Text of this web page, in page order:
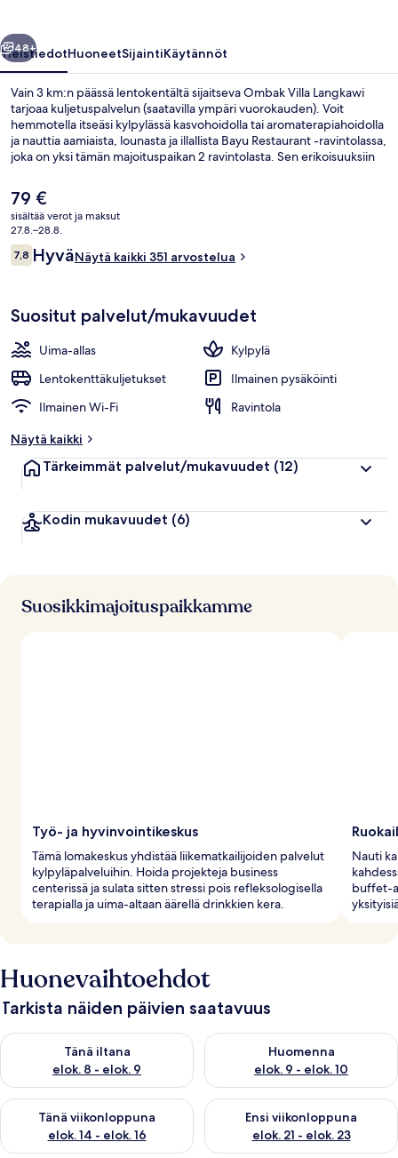
Seuraava
48+
YleistiedotHuoneetSijaintiKäytännöt
Vain 3 km:n päässä lentokentältä sijaitseva Ombak Villa Langkawi
tarjoaa kuljetuspalvelun (saatavilla ympäri vuorokauden). Voit
hemmotella itseäsi kylpylässä kasvohoidolla tai aromaterapiahoidolla
ja nauttia aamiaista, lounasta ja illallista Bayu Restaurant -ravintolassa,
joka on yksi tämän majoituspaikan 2 ravintolasta. Sen erikoisuuksiin
allas, allasbaari ja kuntokeskus.
Nykyinen
hinta
on
79 €
79 €
sisältää verot ja maksut
27.8.–28.8.
Arvostelut
7,87,8 kautta 10.
HyväNäytä kaikki 351 arvostelua
Suositut palvelut/mukavuudet
Uima-allas
Kylpylä
Lentokenttäkuljetukset
Ilmainen pysäköinti
Ilmainen Wi-Fi
Ravintola
Näytä kaikki
Tärkeimmät palvelut/mukavuudet (12)
Kodin mukavuudet (6)
Suosikkimajoituspaikkamme
Työ- ja hyvinvointikeskus
Tämä lomakeskus yhdistää liikematkailijoiden palvelut
kylpyläpalveluihin. Hoida projekteja business
centerissä ja sulata sitten stressi pois refleksologisella
terapialla ja uima-altaan äärellä drinkkien kera.
Nauti
buffet-
Huonevaihtoehdot
Tarkista näiden päivien saatavuus
Tänä iltana
elok. 8 - elok. 9
Tarkista tämän illan saatavuus elok. 8 - elok. 9
Huomenna
elok. 9 - elok. 10
Tarkista huomisen saatavuus
Tänä viikonloppuna
elok. 14 - elok. 16
Tarkista tämän viikonlopun saatavuus elok. 14 - elok. 16
Ensi viikonloppuna
elok. 21 - elok. 23
Tarkista ensi viikonlopun